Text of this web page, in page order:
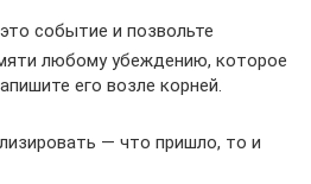
событие и позвольте
любому убеждению, которое
его возле корней.
— что пришло, то и